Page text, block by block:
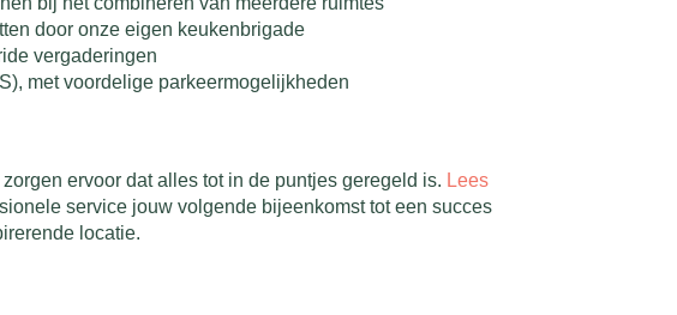
door onze eigen keukenbrigade
vergaderingen
met voordelige parkeermogelijkheden
ervoor dat alles tot in de puntjes geregeld is. Lees
service jouw volgende bijeenkomst tot een succes
locatie.